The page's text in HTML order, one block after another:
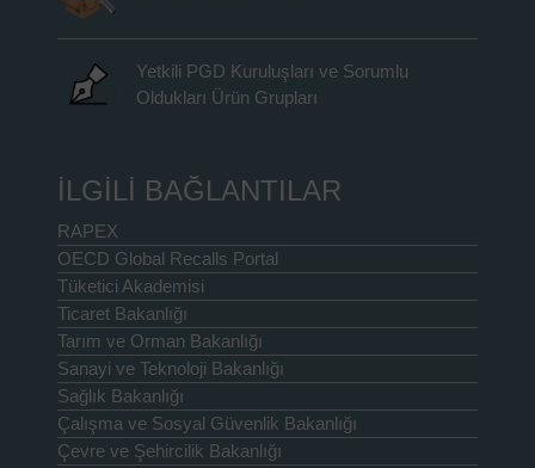
Yetkili PGD Kuruluşları ve Sorumlu
Oldukları Ürün Grupları
İLGİLİ BAĞLANTILAR
RAPEX
OECD Global Recalls Portal
Tüketici Akademisi
Ticaret Bakanlığı
Tarım ve Orman Bakanlığı
Sanayi ve Teknoloji Bakanlığı
Sağlık Bakanlığı
Çalışma ve Sosyal Güvenlik Bakanlığı
Çevre ve Şehircilik Bakanlığı